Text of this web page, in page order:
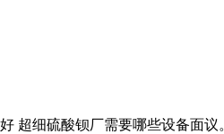
超细硫酸钡厂需要哪些设备面